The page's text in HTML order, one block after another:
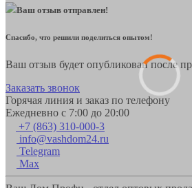
Ваш отзыв отправлен!
Спасибо, что решили поделиться опытом!
Ваш отзыв будет опубликован после
Заказать звонок
Горячая линия и заказ по телефону
Ежедневно с 7:00 до 20:00
+7 (863) 310-000-3
info@vashdom24.ru
Telegram
Max